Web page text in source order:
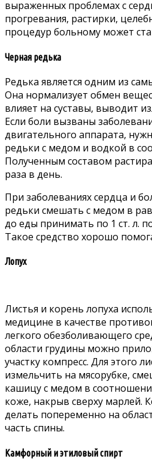
выраженных проблемах с
прогревания, растирки,
процедур больному может
Черная редька
Редька является одним из
Она нормализует обмен
влияет на суставы, выводит
Если боли вызваны
двигательного аппарата,
редьки с медом и водкой в
Полученным составом
раза в день.
При заболеваниях сердца и
редьки смешать с медом в
до еды принимать по 1 ст. л.
Такое средство хорошо
Лопух
Листья и корень лопуха
медицине в качестве
легкого обезболивающего
области грудины можно
участку компресс. Для этого
измельчить на мясорубке,
кашицу с медом в
коже, накрыв сверху марлей.
делать попеременно на
часть спины.
Камфорный и этиловый спирт